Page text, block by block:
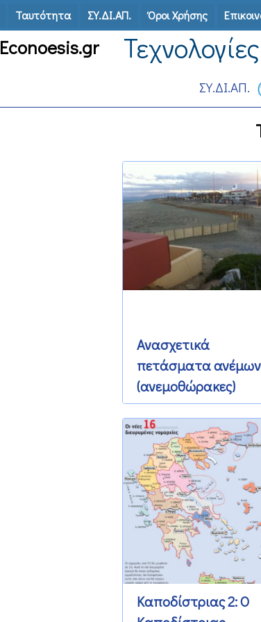
Ταυτότητα ΣΥ.ΔΙ.ΑΠ. Όροι Χρήσης
Econoesis.gr
ΣΥ.ΔΙ.ΑΠ.
Ανασχετικά
πετάσματα ανέμων
(ανεμοθώρακες)
Καποδίστριας 2: Ο
18 Οκτωβρίου 2008